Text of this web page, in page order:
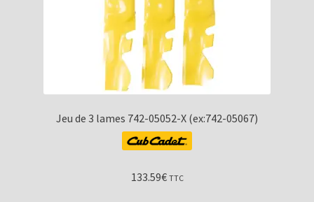
Jeu de 3 lames 742-05052-X (ex:742-05067)
133.59€ TTC